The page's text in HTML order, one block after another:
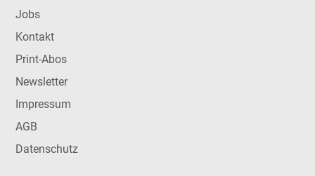
Jobs
Kontakt
Print-Abos
Newsletter
Impressum
AGB
Datenschutz